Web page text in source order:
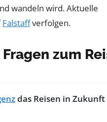
wandeln wird. Aktuelle
Falstaffverfolgen.
zum
das Reisen in Zukunft